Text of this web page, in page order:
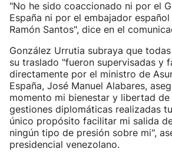
"No he sido coaccionado ni por el
España ni por el embajador español
Ramón Santos", dice en el
González Urrutia subraya que
su traslado "fueron supervisadas y
directamente por el ministro de
España, José Manuel Alabares,
momento mi bienestar y libertad de
gestiones diplomáticas realizadas
único propósito facilitar mi salida
ningún tipo de presión sobre mi",
presidencial venezolano.